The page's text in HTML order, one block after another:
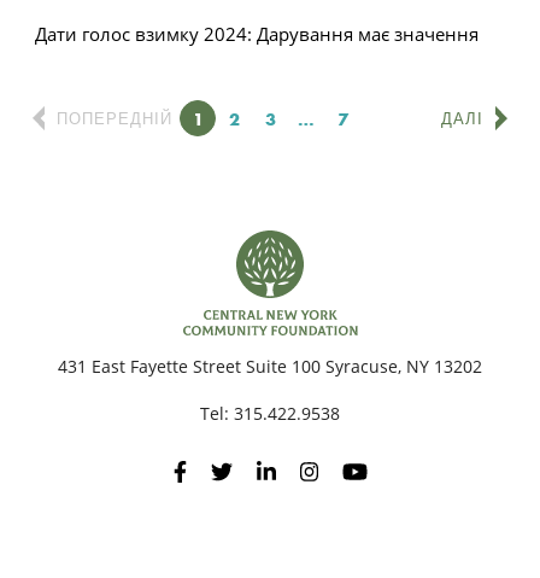
Дати голос взимку 2024: Дарування має значення
ПОПЕРЕДНІЙ Сторінка
1 Сторінка
2 Сторінка
3 … Сторінка
7 ДАЛІ
431 East Fayette Street Suite 100 Syracuse, NY 13202
Tel: 315.422.9538